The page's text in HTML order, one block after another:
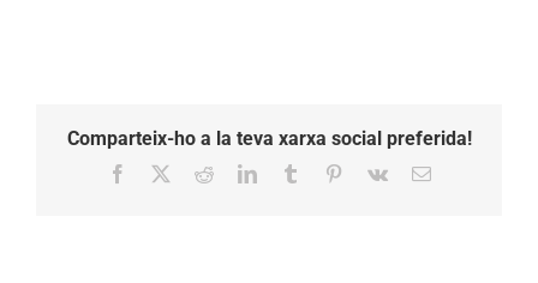
Comparteix-ho a la teva xarxa social preferida!
Facebook RedditLinkedInTumblr Pinterest
Vk Email: